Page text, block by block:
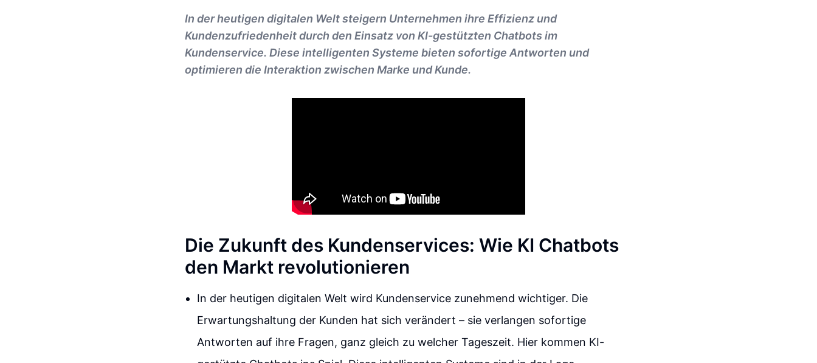
In der heutigen digitalen Welt steigern Unternehmen ihre Effizienz und
Kundenzufriedenheit durch den Einsatz von KI-gestützten Chatbots im
Kundenservice. Diese intelligenten Systeme bieten sofortige Antworten und
optimieren die Interaktion zwischen Marke und Kunde.
Die Zukunft des Kundenservices: Wie KI Chatbots
den Markt revolutionieren
In der heutigen digitalen Welt wird Kundenservice zunehmend wichtiger. Die
Erwartungshaltung der Kunden hat sich verändert – sie verlangen sofortige
Antworten auf ihre Fragen, ganz gleich zu welcher Tageszeit. Hier kommen KI-